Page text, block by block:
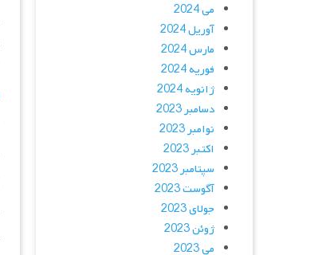
می 2024
آوریل 2024
مارس 2024
فوریه 2024
ژانویه 2024
دسامبر 2023
نوامبر 2023
اکتبر 2023
سپتامبر 2023
آگوست 2023
جولای 2023
ژوئن 2023
می 2023